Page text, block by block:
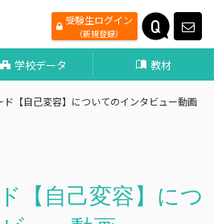
受験生ログイン
（新規登録）
学校データ 教材
ド【自己変容】についてのインタビュー動画
【自己変容】につ